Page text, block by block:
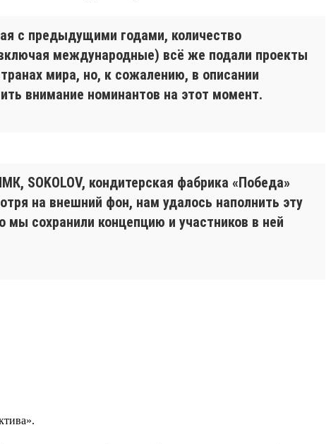
с предыдущими годами, количество
международные) всё же подали проекты
мира, но, к сожалению, в описании
внимание номинантов на этот момент.
SOKOLOV, кондитерская фабрика «Победа»
на внешний фон, нам удалось наполнить эту
сохранили концепцию и участников в ней